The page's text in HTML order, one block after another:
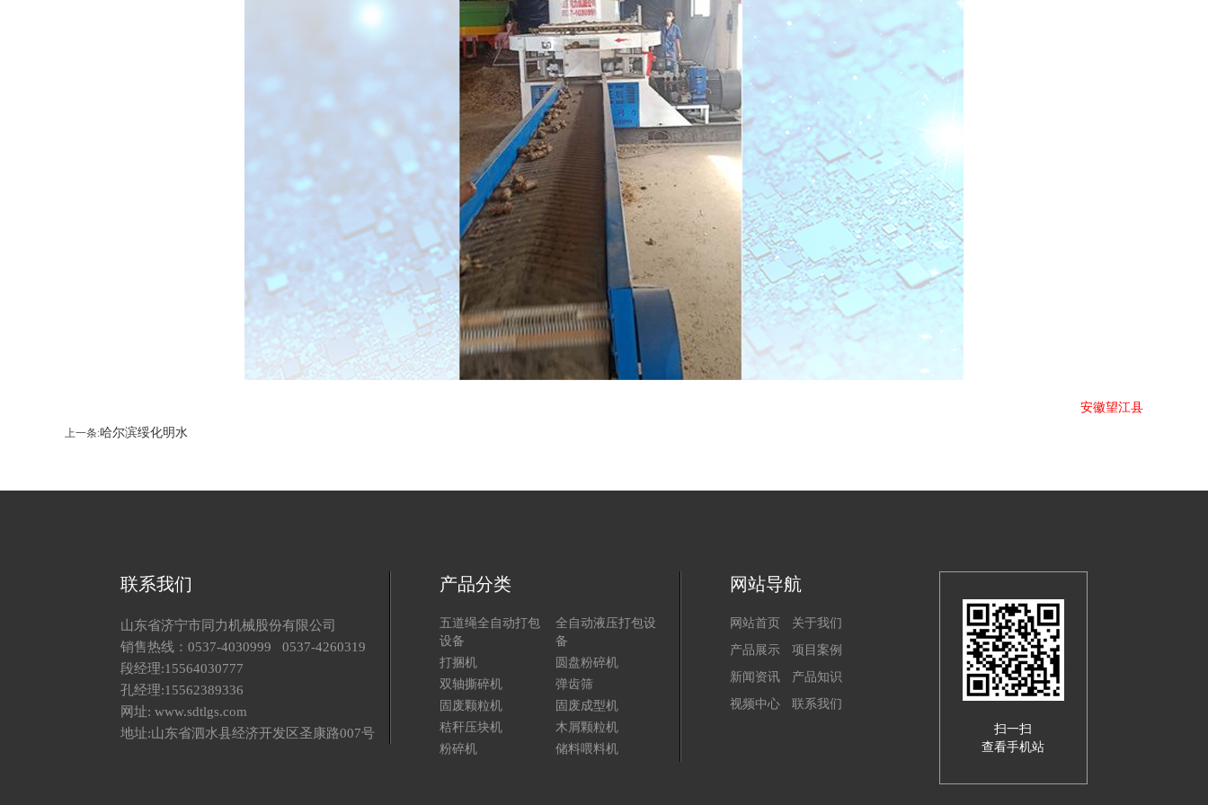
安徽望江县
上一条:哈尔滨绥化明水
联系我们
山东省济宁市同力机械股份有限公司
销售热线：0537-4030999 0537-4260319
段经理:15564030777
孔经理:15562389336
网址: www.sdtlgs.com
地址:山东省泗水县经济开发区圣康路007号
产品分类
五道绳全自动打包
设备
全自动液压打包设
备
打捆机
圆盘粉碎机
双轴撕碎机
弹齿筛
固废颗粒机
固废成型机
秸秆压块机
木屑颗粒机
粉碎机
储料喂料机
网站导航
网站首页
关于我们
产品展示
项目案例
新闻资讯
产品知识
视频中心
联系我们
扫一扫
查看手机站